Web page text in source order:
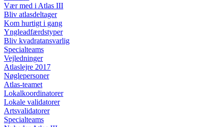
Vær med i Atlas III
Bliv atlasdeltager
Kom hurtigt i gang
Yngleadfærdstyper
Bliv kvadratansvarlig
Specialteams
Vejledninger
Atlaslejre 2017
Nøglepersoner
Atlas-teamet
Lokalkoordinatorer
Lokale validatorer
Artsvalidatorer
Specialteams